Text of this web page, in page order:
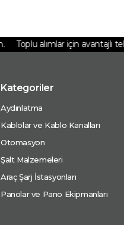
Toplu alımlar için avantajlı
Kategoriler
Aydınlatma
Kablolar ve Kablo Kanalları
Otomasyon
Şalt Malzemeleri
Araç Şarj İstasyonları
Panolar ve Pano Ekipmanları